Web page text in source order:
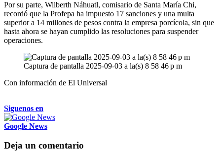
Por su parte, Wilberth Náhuatl, comisario de Santa María Chi,
recordó que la Profepa ha impuesto 17 sanciones y una multa
superior a 14 millones de pesos contra la empresa porcícola, sin que
hasta ahora se hayan cumplido las resoluciones para suspender
operaciones.
Captura de pantalla 2025-09-03 a la(s) 8 58 46 p m
Con información de El Universal
Siguenos en
Google News
Deja un comentario